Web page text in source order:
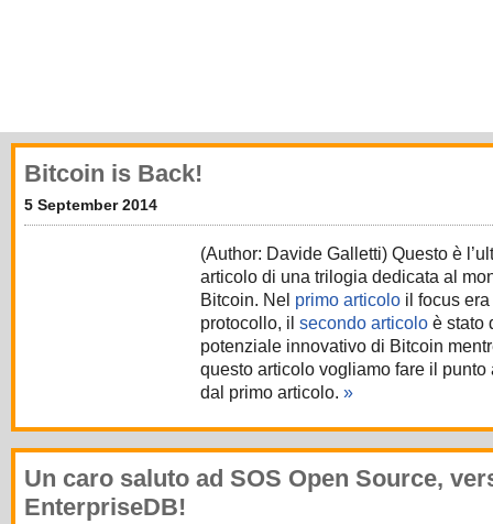
Bitcoin is Back!
5 September 2014
(Author: Davide Galletti) Questo è
articolo di una trilogia dedicata al
Bitcoin. Nel primo articolo il focus
protocollo, il secondo articolo è stato
potenziale innovativo di Bitcoin
questo articolo vogliamo fare il punto
dal primo articolo. »
Un caro saluto ad SOS Open Source,
EnterpriseDB!